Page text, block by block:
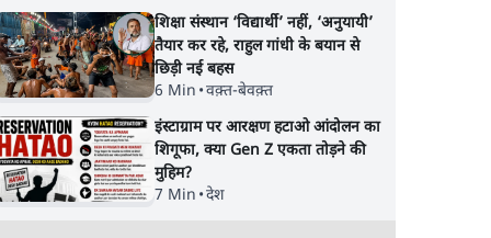
शिक्षा संस्थान ‘विद्यार्थी’ नहीं, ‘अनुयायी’
तैयार कर रहे, राहुल गांधी के बयान से
छिड़ी नई बहस
6 Min •वक़्त-बेवक़्त
इंस्टाग्राम पर आरक्षण हटाओ आंदोलन का
शिगूफा, क्या Gen Z एकता तोड़ने की
मुहिम?
7 Min •देश